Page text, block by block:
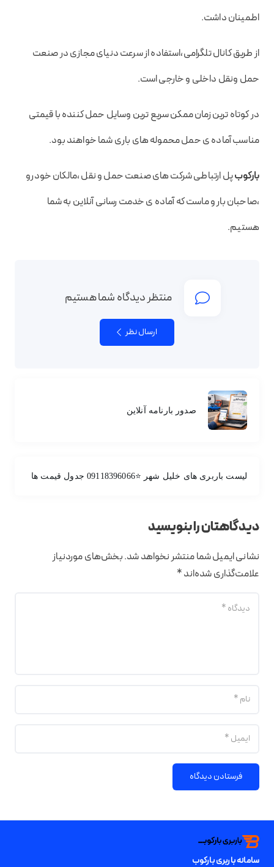
اطمینان داشت.
از طریق کانال تلگرامی،استفاده از سرعت دنیای مجازی در صنعت
حمل ونقل داخلی و خارجی است.
در کوتاه ترین زمان ممکن سریع ترین وسایل حمل کننده با قیمتی
مناسب آماده ی حمل محموله های باری شما خواهند بود.
بارکوبپل ارتباطی شرکت های صنعت حمل و نقل ،مالکان خودرو
،صاحبان بار و ماست که آماده ی خدمت رسانی آنلاین به شما
هستیم.
منتظر دیدگاه شما هستیم
ارسال نظر
صدور بارنامه آنلاین
لیست باربری های خلیل شهر ⭐️09118396066 جدول قیمت ها
دیدگاهتان را بنویسید
نشانی ایمیل شما منتشر نخواهد شد.بخش‌های موردنیاز
علامت‌گذاری شده‌اند*
فرستادن دیدگاه
سامانه باربری بارکوب